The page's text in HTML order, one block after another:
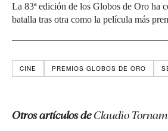
La 83ª edición de los Globos de Oro ha
batalla tras otra como la película más
CINE PREMIOS GLOBOS DE ORO
Otros artículos deClaudio